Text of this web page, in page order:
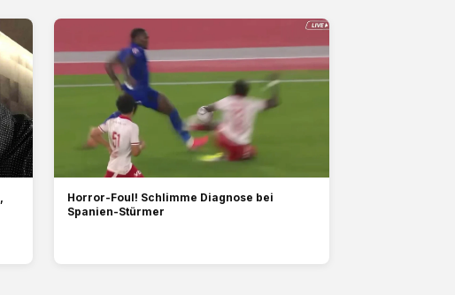
Horror-Foul! Schlimme Diagnose bei
Spanien-Stürmer